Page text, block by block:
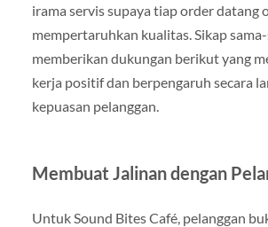
irama servis supaya tiap order datang
mempertaruhkan kualitas. Sikap
memberikan dukungan berikut yang
kerja positif dan berpengaruh secara
kepuasan pelanggan.
Membuat Jalinan dengan
Untuk Sound Bites Café, pelanggan